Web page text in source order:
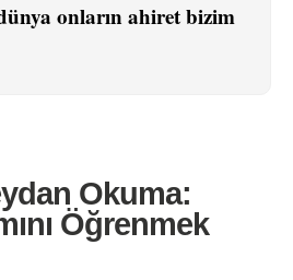
onların ahiret bizim
Okuma:
Öğrenmek